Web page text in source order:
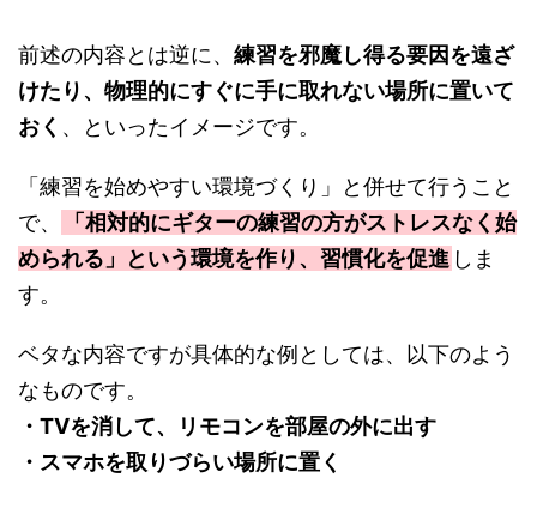
前述の内容とは逆に、 練習を邪魔し得る要因を遠ざ
けたり、物理的にすぐに手に取れない場所に置いて
おく 、といったイメージです。
「練習を始めやすい環境づくり」と併せて行うこと
で、
「相対的にギターの練習の方がストレスなく始
められる」という環境を作り、習慣化を促進 しま
す。
ベタな内容ですが具体的な例としては、以下のよう
なものです。
・TVを消して、リモコンを部屋の外に出す
・スマホを取りづらい場所に置く